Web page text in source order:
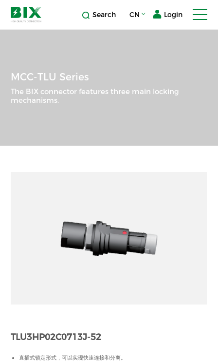
Search CN Login
MCC-TLU Series
The BIX connector features three main locking
mechanisms.
TLU3HP02C0713J-52
直插式锁定形式，可以实现快速连接和分离。